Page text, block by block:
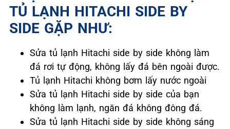
TỦ LẠNH HITACHI SIDE BY
SIDE GẶP NHƯ:
Sửa tủ lạnh Hitachi side by side không làm
đá rơi tự động, không lấy đá bên ngoài được.
Tủ lạnh Hitachi không bơm lấy nước ngoài
Sửa tủ lạnh Hitachi side by side của bạn
không làm lạnh, ngăn đá không đông đá.
Sửa tủ lạnh Hitachi side by side không sáng